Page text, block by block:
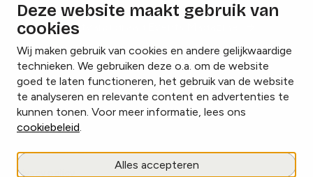
Deze website maakt gebruik van
cookies
Wij maken gebruik van cookies en andere gelijkwaardige
technieken. We gebruiken deze o.a. om de website
goed te laten functioneren, het gebruik van de website
te analyseren en relevante content en advertenties te
kunnen tonen. Voor meer informatie, lees ons
cookiebeleid.
Alles accepteren
Ik ontvang graag Events Magazine
InstagramFacebookLinkedIn
Cookies beheren
Privacy policy